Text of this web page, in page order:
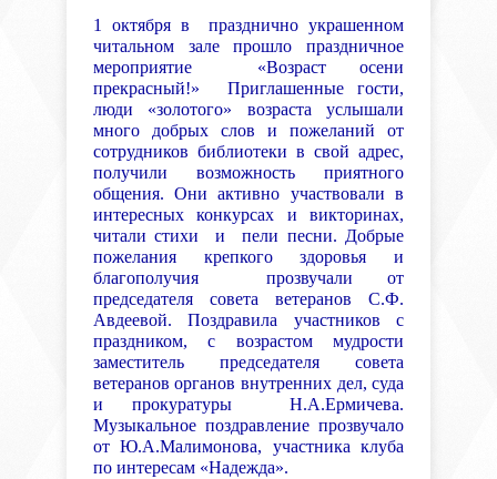
1 октября в празднично украшенном
читальном зале прошло праздничное
мероприятие «Возраст осени
прекрасный!» Приглашенные гости,
люди «золотого» возраста услышали
много добрых слов и пожеланий от
сотрудников библиотеки в свой адрес,
получили возможность приятного
общения. Они активно участвовали в
интересных конкурсах и викторинах,
читали стихи и пели песни. Добрые
пожелания крепкого здоровья и
благополучия прозвучали от
председателя совета ветеранов С.Ф.
Авдеевой. Поздравила участников с
праздником, с возрастом мудрости
заместитель председателя совета
ветеранов органов внутренних дел, суда
и прокуратуры Н.А.Ермичева.
Музыкальное поздравление прозвучало
от Ю.А.Малимонова, участника клуба
по интересам «Надежда».